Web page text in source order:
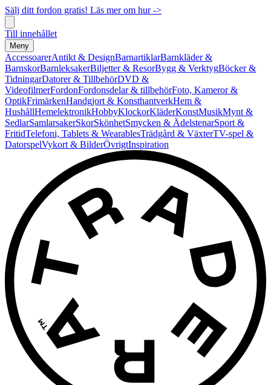
Sälj ditt fordon gratis! Läs mer om hur ->
Till innehållet
Meny
AccessoarerAntikt & DesignBarnartiklarBarnkläder &
BarnskorBarnleksakerBiljetter & ResorBygg & VerktygBöcker &
TidningarDatorer & TillbehörDVD &
VideofilmerFordonFordonsdelar & tillbehörFoto, Kameror &
OptikFrimärkenHandgjort & KonsthantverkHem &
HushållHemelektronikHobbyKlockorKläderKonstMusikMynt &
SedlarSamlarsakerSkorSkönhetSmycken & ÄdelstenarSport &
FritidTelefoni, Tablets & WearablesTrädgård & VäxterTV-spel &
DatorspelVykort & BilderÖvrigtInspiration